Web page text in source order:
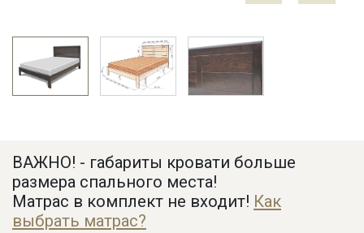
ВАЖНО! - габариты кровати больше
размера спального места!
Матрас в комплект не входит! Как
выбрать матрас?